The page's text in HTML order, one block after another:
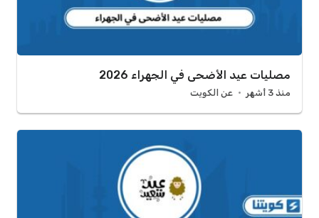
مصليات عيد الأضحى في الجهراء 2026
منذ 3 أشهر عن الكويت